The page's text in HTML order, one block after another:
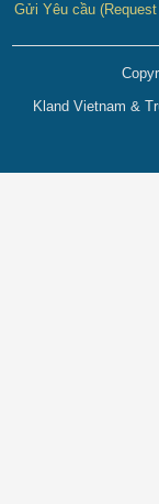
Gửi Yêu cầu
Kland Vietnam &